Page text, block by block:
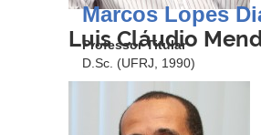
Luis Cláudio
Marcos Lopes
Professor Titular
D.Sc. (UFRJ, 1990)